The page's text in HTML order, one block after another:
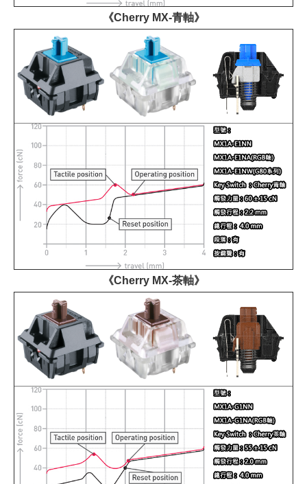
《Cherry MX-青軸》
《Cherry MX-茶軸》